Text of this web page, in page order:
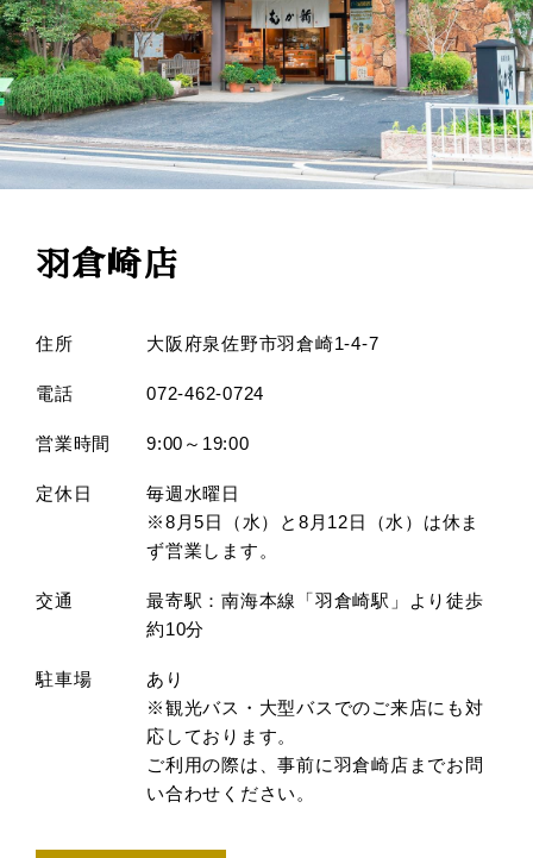
羽倉崎店
住所 大阪府泉佐野市羽倉崎1-4-7
電話 072-462-0724
営業時間 9:00～19:00
定休日
毎週水曜日
※8月5日（水）と8月12日（水）は休ま
ず営業します。
交通
最寄駅：南海本線「羽倉崎駅」より徒歩
約10分
駐車場
あり
※観光バス・大型バスでのご来店にも対
応しております。
ご利用の際は、事前に羽倉崎店までお問
い合わせください。